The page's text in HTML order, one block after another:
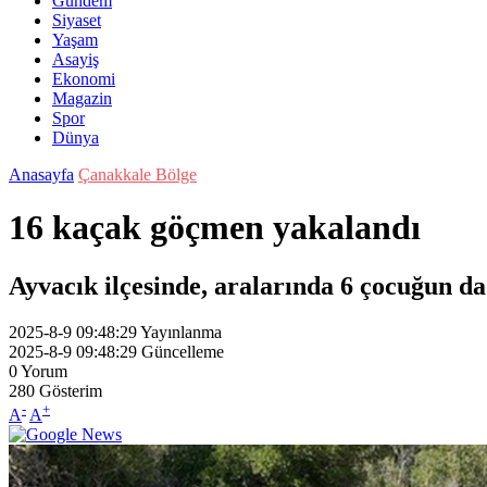
Siyaset
Yaşam
Asayiş
Ekonomi
Magazin
Spor
Dünya
Anasayfa Çanakkale Bölge
16 kaçak göçmen yakalandı
Ayvacık ilçesinde, aralarında 6 çocuğun
2025-8-9 09:48:29Yayınlanma
2025-8-9 09:48:29 Güncelleme
0Yorum
280 Gösterim
A- A+